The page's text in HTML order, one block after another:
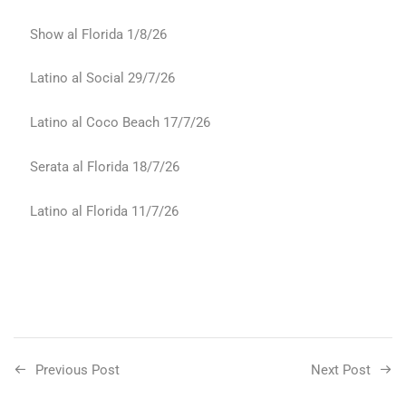
Show al Florida 1/8/26
Latino al Social 29/7/26
Latino al Coco Beach 17/7/26
Serata al Florida 18/7/26
Latino al Florida 11/7/26
Previous Post Next Post